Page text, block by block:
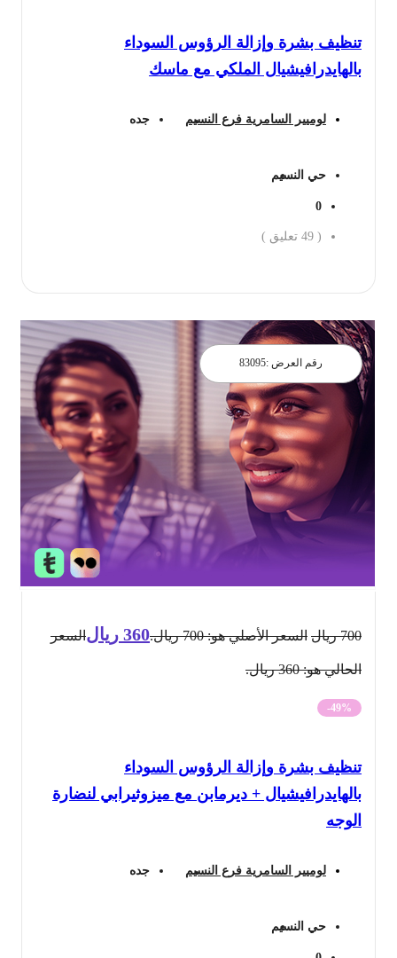
تنظيف بشرة وإزالة الرؤوس السوداء
بالهايدرافيشيال الملكي مع ماسك
لوميير السامرية فرع النسيم جده
حي النسيم
49 تعليق )
رقم العرض : 83095
ريال السعر الأصلي هو: 700 ريال. 360 ريالالسعر
الحالي هو: 360 ريال.
-49%
تنظيف بشرة وإزالة الرؤوس السوداء
بالهايدرافيشيال + ديرمابن مع ميزوثيرابي لنضارة
الوجه
لوميير السامرية فرع النسيم جده
حي النسيم